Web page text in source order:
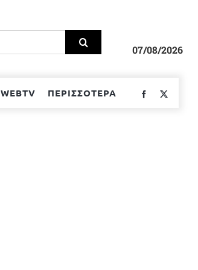
07/08/2026
WEBTV ΠΕΡΙΣΣΟΤΕΡΑ Facebook